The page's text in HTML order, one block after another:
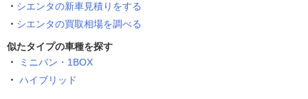
シエンタの新車見積りをする
シエンタの買取相場を調べる
似たタイプの車種を探す
ミニバン・1BOX
ハイブリッド